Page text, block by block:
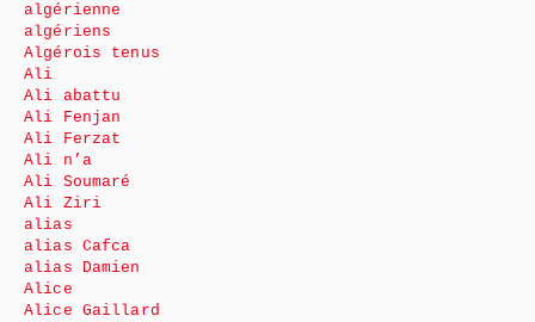
algérienne
algériens
Algérois tenus
Ali
Ali abattu
Ali Fenjan
Ali Ferzat
Ali n’a
Ali Soumaré
Ali Ziri
alias
alias Cafca
alias Damien
Alice
Alice Gaillard